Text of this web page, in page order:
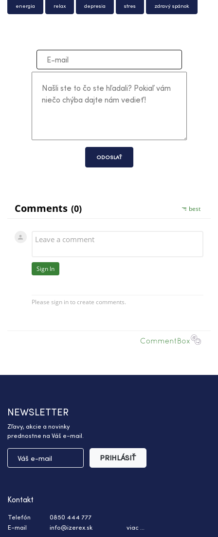
energia relax depresia stres zdravý spánok
ODOSLAŤ
NEWSLETTER
Zľavy, akcie a novinky
prednostne na Váš e-mail.
PRIHLÁSIŤ
Kontakt
Telefón
0850 444 777
E-mail
info@izerex.sk viac ...